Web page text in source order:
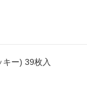
キー) 39枚入